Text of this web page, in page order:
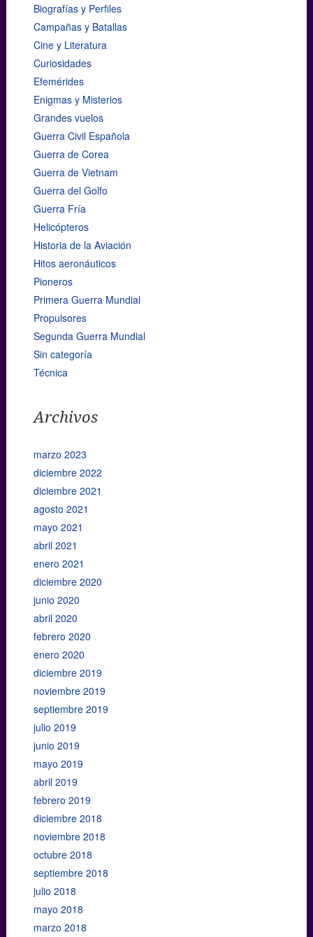
Biografías y Perfiles
Campañas y Batallas
Cine y Literatura
Curiosidades
Efemérides
Enigmas y Misterios
Grandes vuelos
Guerra Civil Española
Guerra de Corea
Guerra de Vietnam
Guerra del Golfo
Guerra Fría
Helicópteros
Historia de la Aviación
Hitos aeronáuticos
Pioneros
Primera Guerra Mundial
Propulsores
Segunda Guerra Mundial
Sin categoría
Técnica
Archivos
marzo 2023
diciembre 2022
diciembre 2021
agosto 2021
mayo 2021
abril 2021
enero 2021
diciembre 2020
junio 2020
abril 2020
febrero 2020
enero 2020
diciembre 2019
noviembre 2019
septiembre 2019
julio 2019
junio 2019
mayo 2019
abril 2019
febrero 2019
diciembre 2018
noviembre 2018
octubre 2018
septiembre 2018
julio 2018
mayo 2018
marzo 2018